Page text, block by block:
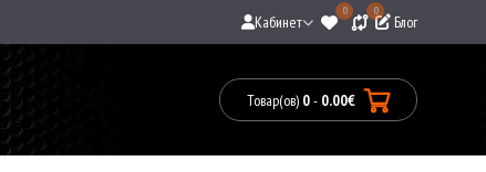
Кабинет
0 0
Блог
Товар(ов) 0- 0.00€
Товары: